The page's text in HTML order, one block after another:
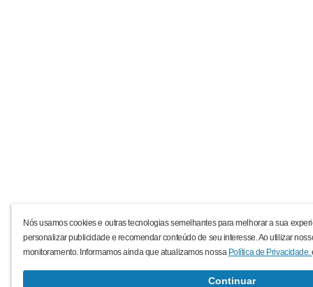
Nós usamos cookies e outras tecnologias semelhantes para melhorar a sua
personalizar publicidade e recomendar conteúdo de seu interesse. Ao utilizar
monitoramento. Informamos ainda que atualizamos nossa Política de Privacidade.
Continuar